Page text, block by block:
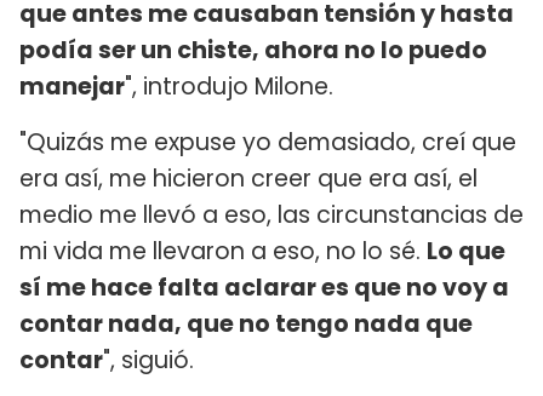
que antes me causaban tensión y hasta
podía ser un chiste, ahora no lo puedo
manejar", introdujo Milone.
"Quizás me expuse yo demasiado, creí que
era así, me hicieron creer que era así, el
medio me llevó a eso, las circunstancias de
mi vida me llevaron a eso, no lo sé. Lo que
sí me hace falta aclarar es que no voy a
contar nada, que no tengo nada que
contar", siguió.